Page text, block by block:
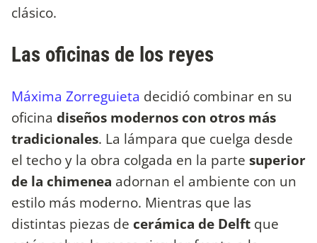
clásico.
Las oficinas de los reyes
Máxima Zorreguieta decidió combinar en su
oficina diseños modernos con otros más
tradicionales. La lámpara que cuelga desde
el techo y la obra colgada en la parte superior
de la chimenea adornan el ambiente con un
estilo más moderno. Mientras que las
distintas piezas de cerámica de Delft que